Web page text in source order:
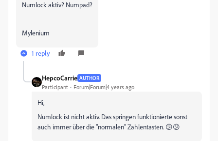
Numlock aktiv? Numpad?
Mylenium
1 reply
HepcoCarrie AUTHOR
Participant Forum|Forum|4 years ago
Hi,
Numlock ist nicht aktiv. Das springen funktionierte sonst
auch immer über die "normalen" Zahlentasten. 😕😕